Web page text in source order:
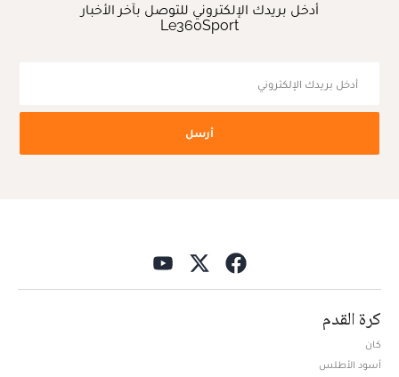
أدخل بريدك الإلكتروني للتوصل بآخر الأخبار
Le360Sport
أرسل
كرة القدم
كان
أسود الأطلس